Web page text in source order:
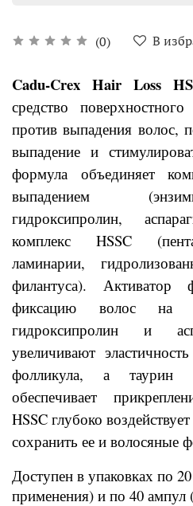
(0) В
Cadu-Crex Hair Loss
средство
против выпадения волос,
выпадение и
формула объединяет
выпадением
гидроксипролин,
комплекс HSSC
ламинарии,
филантуса). Активатор
фиксацию волос на
гидроксипролин и
увеличивают
фолликула, а таурин
обеспечивает
HSSC глубоко
сохранить ее и волосяные
Доступен в упаковках по
применения) и по 40 ампул